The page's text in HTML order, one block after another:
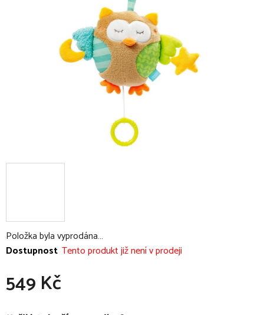
Položka byla vyprodána…
Dostupnost Tento produkt již není v prodeji
549 Kč